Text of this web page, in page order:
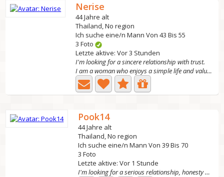
Nerise
44 Jahre alt
Thailand, No region
Ich suche eine/n Mann Von 43 Bis 55
3 Foto
Letzte aktive: Vor 3 Stunden
I'm looking for a sincere relationship with trust.
I am a woman who enjoys a simple life and values peace. I...
Pook14
44 Jahre alt
Thailand, No region
Ich suche eine/n Mann Von 39 Bis 70
3 Foto
Letzte aktive: Vor 1 Stunde
I'm looking for a serious relationship, honesty and...